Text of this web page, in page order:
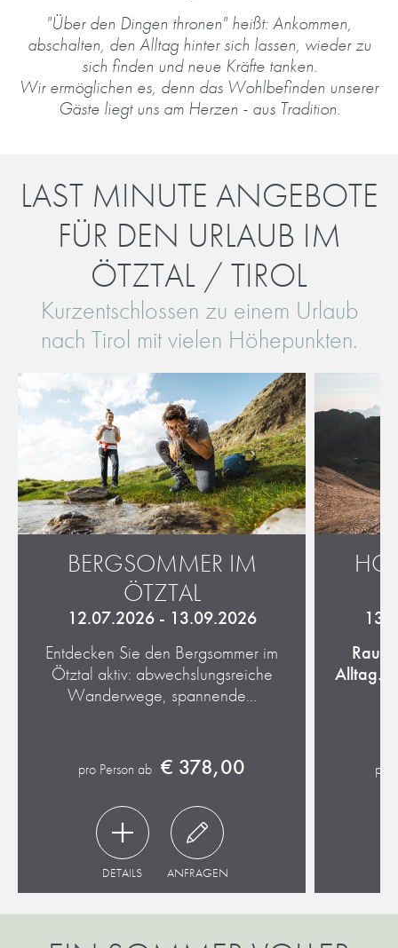
"Über den Dingen thronen" heißt: Ankommen,
abschalten, den Alltag hinter sich lassen, wieder zu
sich finden und neue Kräfte tanken.
Wir ermöglichen es, denn das Wohlbefinden unserer
Gäste liegt uns am Herzen - aus Tradition.
LAST MINUTE ANGEBOTE
FÜR DEN URLAUB IM
ÖTZTAL / TIROL
Kurzentschlossen zu einem Urlaub
nach Tirol mit vielen Höhepunkten.
BERGSOMMER IM
ÖTZTAL
12.07.2026 - 13.09.2026
Entdecken Sie den Bergsommer im
Ötztal aktiv: abwechslungsreiche
Wanderwege, spannende…
pro Person ab € 378,00
DETAILS ANFRAGEN
Rauf
Alltag.
pro